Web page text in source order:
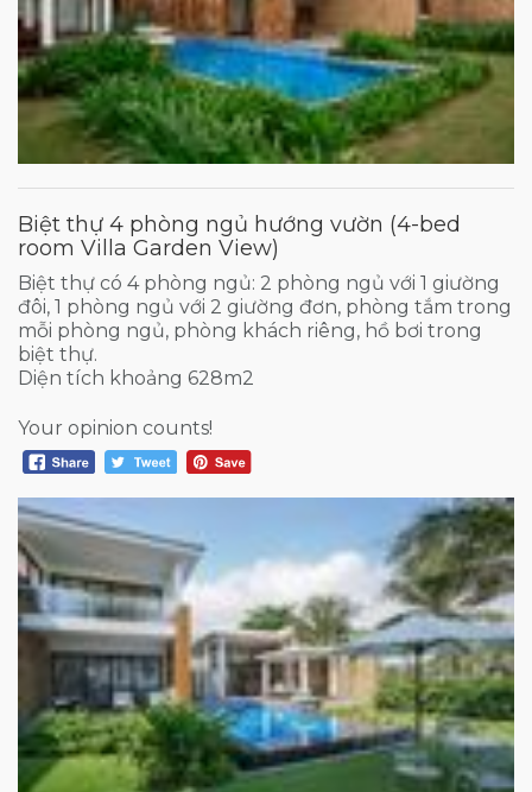
Biệt thự 4 phòng ngủ hướng vườn (4-bed
room Villa Garden View)
Biệt thự có 4 phòng ngủ: 2 phòng ngủ với 1 giường
đôi, 1 phòng ngủ với 2 giường đơn, phòng tắm trong
mỗi phòng ngủ, phòng khách riêng, hồ bơi trong
biệt thự.
Diện tích khoảng 628m2
Your opinion counts!